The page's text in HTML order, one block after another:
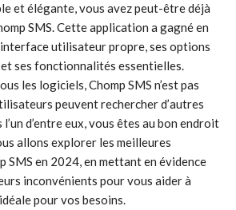
et élégante, vous avez peut-être déjà
SMS. Cette application a gagné en
utilisateur propre, ses options
ses fonctionnalités essentielles.
les logiciels, Chomp SMS n’est pas
peuvent rechercher d’autres
d’entre eux, vous êtes au bon endroit
allons explorer les meilleures
SMS en 2024, en mettant en évidence
inconvénients pour vous aider à
pour vos besoins.